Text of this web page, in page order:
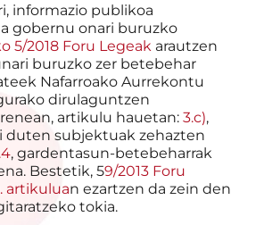
informazio publikoa
gobernu onari buruzko
5/2018 Foru Legeak arautzen
buruzko zer betebehar
Nafarroako Aurrekontu
dirulaguntzen
artikulu hauetan: 3.c),
duten subjektuak zehazten
, gardentasun-betebeharrak
Bestetik, 59/2013 Foru
artikuluan ezartzen da zein den
tokia.